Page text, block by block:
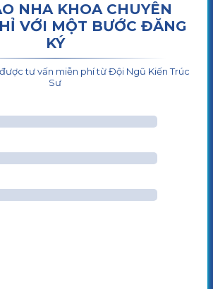
NHA KHOA CHUYÊN
VỚI MỘT BƯỚC ĐĂNG
KÝ
tư vấn miễn phí từ Đội Ngũ Kiến Trúc
Sư